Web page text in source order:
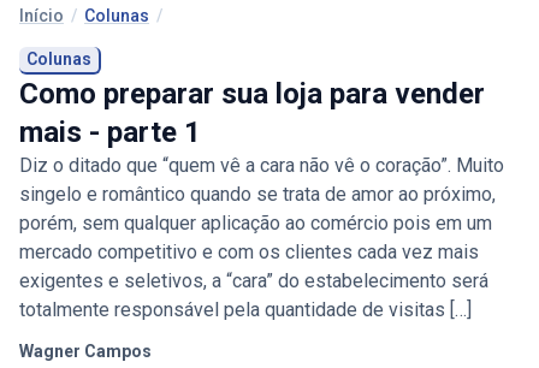
Início / Colunas /
Colunas
Como preparar sua loja para vender
mais - parte 1
Diz o ditado que “quem vê a cara não vê o coração”. Muito
singelo e romântico quando se trata de amor ao próximo,
porém, sem qualquer aplicação ao comércio pois em um
mercado competitivo e com os clientes cada vez mais
exigentes e seletivos, a “cara” do estabelecimento será
totalmente responsável pela quantidade de visitas […]
Wagner Campos